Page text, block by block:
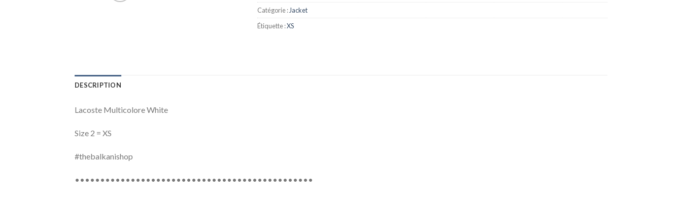
Catégorie : Jacket
Étiquette :XS
DESCRIPTION
Lacoste Multicolore White
Size 2 = XS
#thebalkanishop
•••••••••••••••••••••••••••••••••••••••••••••••